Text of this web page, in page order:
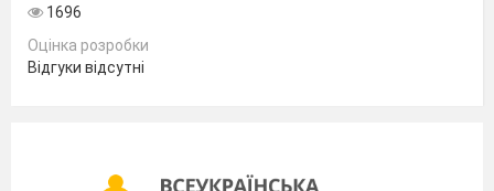
біля вікна,барвінок, верба, чорнобривці – все
це символи України.
https://www.youtube.com/watch?
1696
Оцінка розробки
Відгуки відсутні